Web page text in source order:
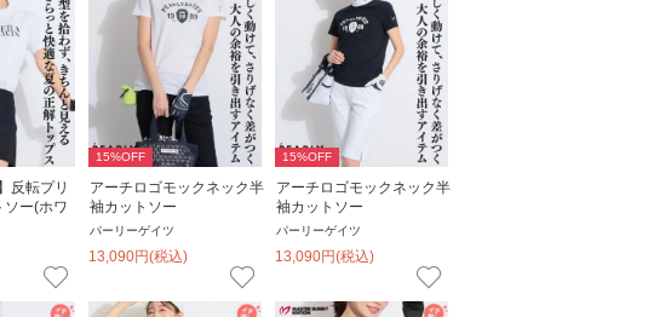
反転プリ
ソー(ホワ
15%OFF
アーチロゴモックネック半
袖カットソー
パーリーゲイツ
13,090円(税込)
15%OFF
アーチロゴモックネック半
袖カットソー
パーリーゲイツ
13,090円(税込)